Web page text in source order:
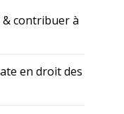
& contribuer à
en droit des